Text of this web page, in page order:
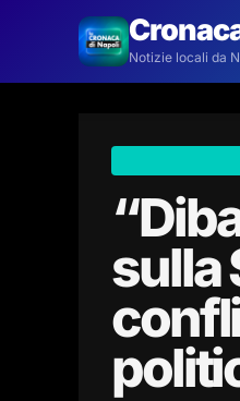
Notizie locali da
sulla